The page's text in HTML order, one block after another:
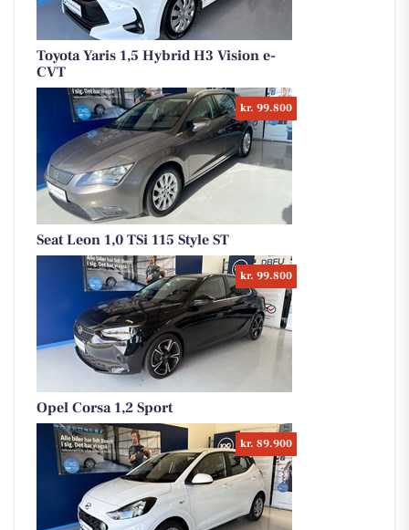
Toyota Yaris 1,5 Hybrid H3 Vision e-
CVT
kr. 99.800
Seat Leon 1,0 TSi 115 Style ST
kr. 99.800
Opel Corsa 1,2 Sport
kr. 89.900